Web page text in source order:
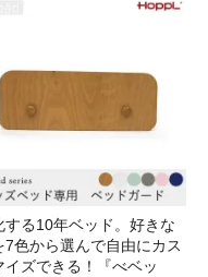
する10年ベッド。好きな
7色から選んで自由にカス
イズできる！『べベッ